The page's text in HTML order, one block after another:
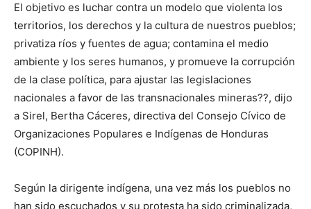
El objetivo es luchar contra un modelo que violenta los
territorios, los derechos y la cultura de nuestros pueblos;
privatiza ríos y fuentes de agua; contamina el medio
ambiente y los seres humanos, y promueve la corrupción
de la clase política, para ajustar las legislaciones
nacionales a favor de las transnacionales mineras??, dijo
a Sirel, Bertha Cáceres, directiva del Consejo Cívico de
Organizaciones Populares e Indígenas de Honduras
(COPINH).
Según la dirigente indígena, una vez más los pueblos no
han sido escuchados y su protesta ha sido criminalizada,